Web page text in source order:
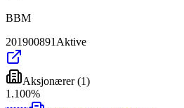
BBM
201900891 Aktive
Aksjonærer(1)
1 .100%